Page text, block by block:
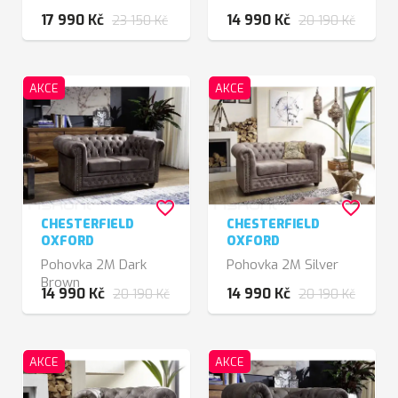
17 990 Kč 23 150 Kč 14 990 Kč 20 190 Kč
AKCE
CHESTERFIELD
OXFORD
Pohovka 2M Dark
Brown
14 990 Kč 20 190 Kč
favorite_border
AKCE
CHESTERFIELD
OXFORD
Pohovka 2M Silver
14 990 Kč 20 190 Kč
favorite_border
AKCE AKCE